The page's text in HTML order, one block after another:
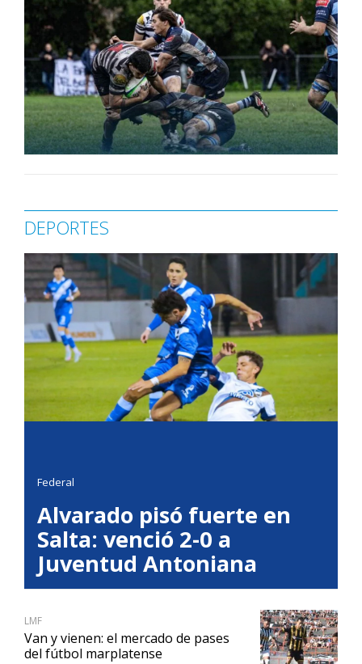
DEPORTES
Federal
Alvarado pisó fuerte en
Salta: venció 2-0 a
Juventud Antoniana
LMF
Van y vienen: el mercado de pases
del fútbol marplatense